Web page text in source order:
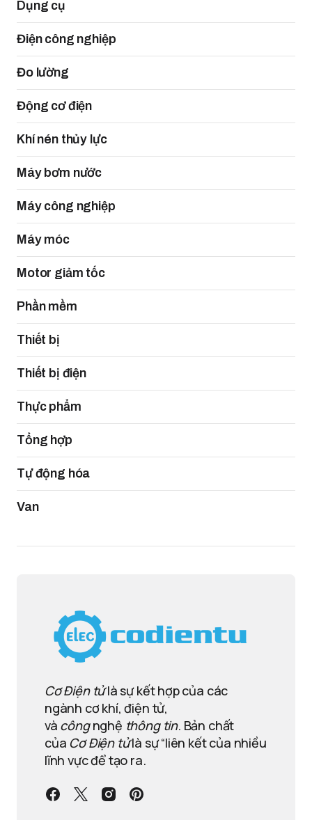
Dụng cụ
Điện công nghiệp
Đo lường
Động cơ điện
Khí nén thủy lực
Máy bơm nước
Máy công nghiệp
Máy móc
Motor giảm tốc
Phần mềm
Thiết bị
Thiết bị điện
Thực phẩm
Tổng hợp
Tự động hóa
Van
Cơ Điện tửlà sự kết hợp của các
ngành cơ khí, điện tử,
và côngnghệ thông tin. Bản chất
của Cơ Điện tửlà sự “liên kết của nhiều
lĩnh vực để tạo ra.